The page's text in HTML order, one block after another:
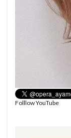
Folllow YouTube